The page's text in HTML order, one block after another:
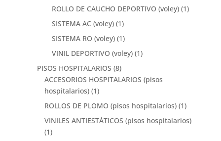
ROLLO DE CAUCHO DEPORTIVO (voley) (1)
SISTEMA AC (voley) (1)
SISTEMA RO (voley) (1)
VINIL DEPORTIVO (voley) (1)
PISOS HOSPITALARIOS (8)
ACCESORIOS HOSPITALARIOS (pisos
hospitalarios) (1)
ROLLOS DE PLOMO (pisos hospitalarios) (1)
VINILES ANTIESTÁTICOS (pisos hospitalarios)
(1)